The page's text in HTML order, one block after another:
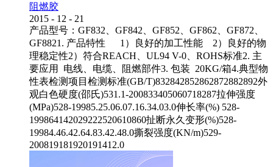
阻燃胶
2015 - 12 - 21
产品型号：GF832、GF842、GF852、GF862、GF872、
GF8821. 产品特性 1）良好的加工性能 2）良好的物
理稳定性2）符合REACH、UL94 V-0、ROHS标准2. 主
要应用 电线、电缆、阻燃部件3. 包装 20KG/箱4.典型物
性表检测项目检测标准(GB/T)832842852862872882892外
观白色硬度(邵氏)531.1-200833405060718287拉伸强度
(MPa)528-19985.25.06.07.16.34.03.0伸长率(%) 528-
199864142029222520610860扯断永久变形(%)528-
19984.46.42.64.83.42.48.0撕裂强度(KN/m)529-
200819181920191412.0